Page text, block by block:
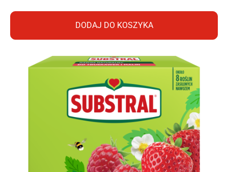
DODAJ DO KOSZYKA